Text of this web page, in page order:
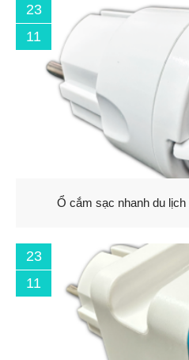
23
11
Ổ cắm sạc nhanh du
23
11